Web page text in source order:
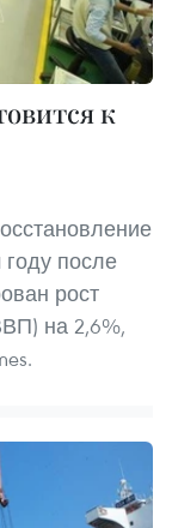
к
после
рост
на 2,6%,